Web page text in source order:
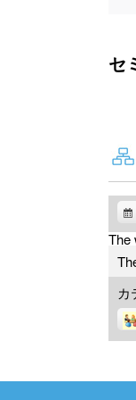
セ
The
カ